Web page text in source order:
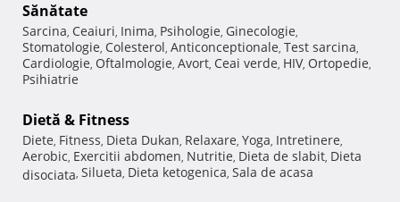
Sănătate
Sarcina, Ceaiuri, Inima, Psihologie, Ginecologie,
Stomatologie, Colesterol, Anticonceptionale, Test sarcina,
Cardiologie, Oftalmologie, Avort, Ceai verde, HIV, Ortopedie,
Psihiatrie
Dietă & Fitness
Diete, Fitness, Dieta Dukan, Relaxare, Yoga, Intretinere,
Aerobic, Exercitii abdomen, Nutritie, Dieta de slabit, Dieta
disociata, Silueta, Dieta ketogenica, Sala de acasa